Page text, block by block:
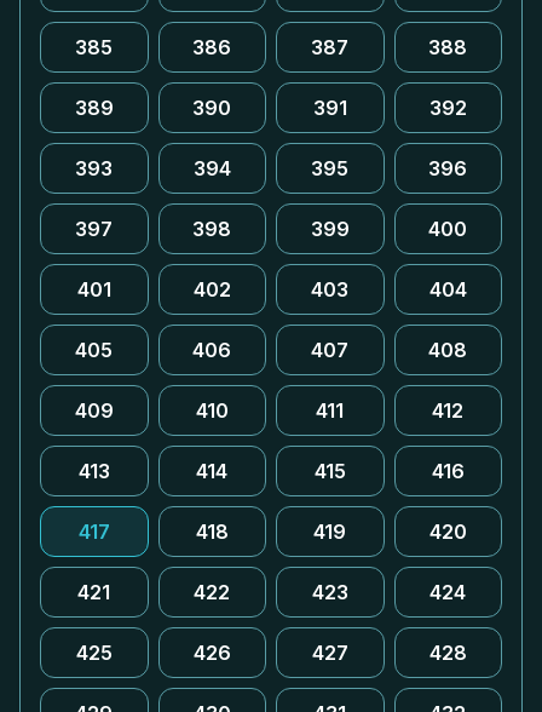
385 386 387 388
389 390 391 392
393 394 395 396
397 398 399 400
401 402 403 404
405 406 407 408
409 410 411 412
413 414 415 416
417 418 419 420
421 422 423 424
425 426 427 428